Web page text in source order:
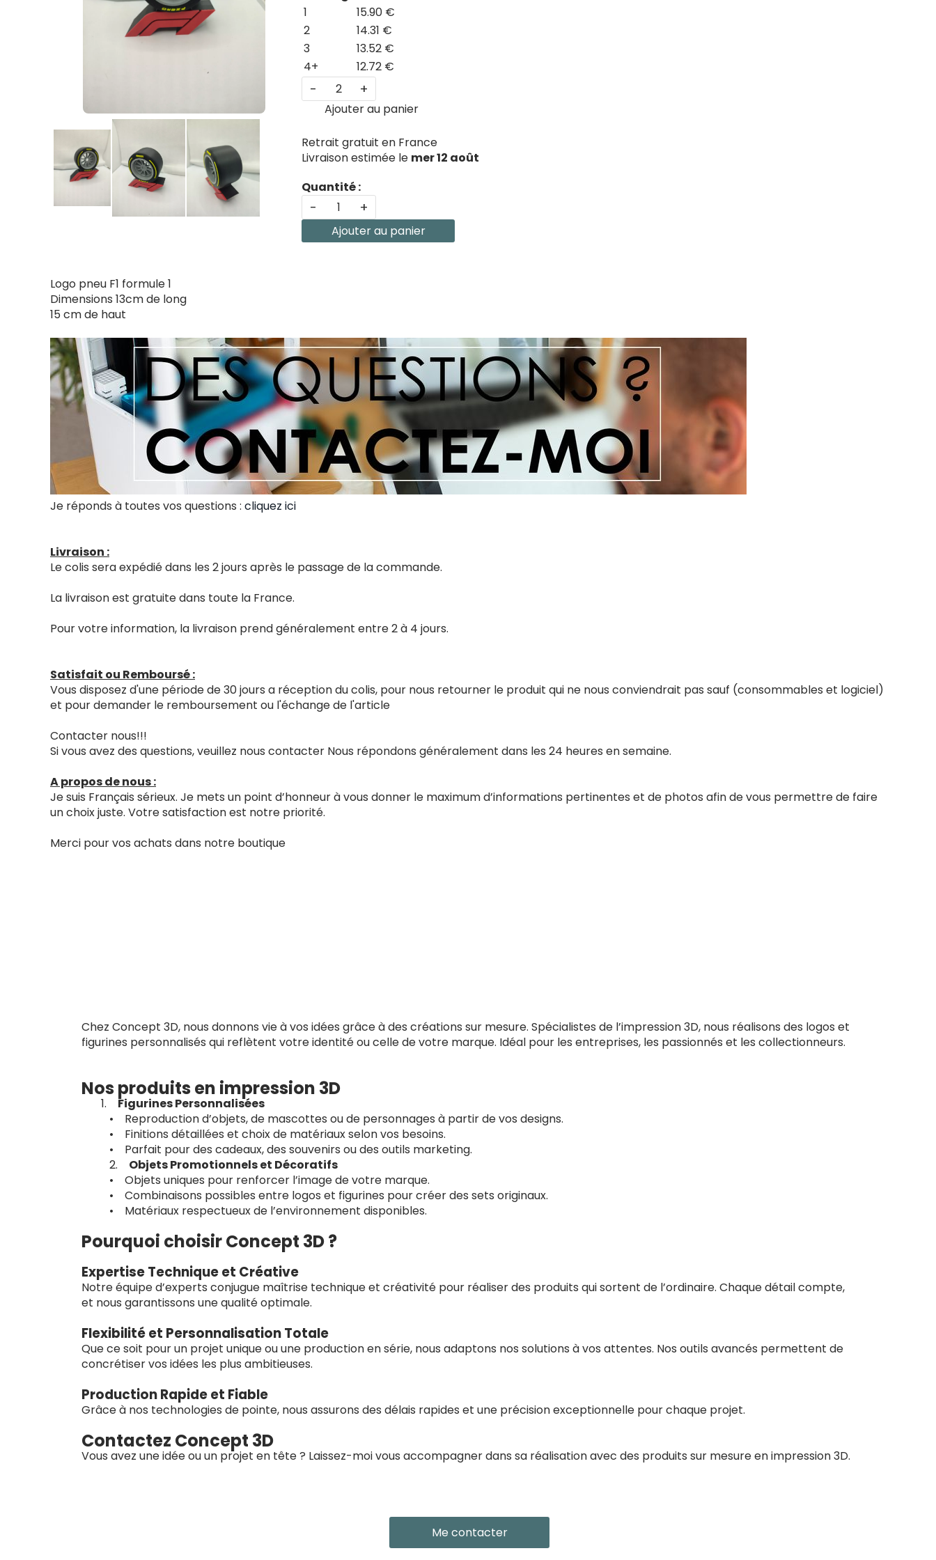
1
15.90 €
2
14.31 €
3
13.52 €
4+
12.72 €
- +
Ajouter au panier
Retrait gratuit en France
Livraison estimée le mer 12 août
Quantité :
- +
Ajouter au panier
Logo pneu F1 formule 1
Dimensions 13cm de long
15 cm de haut
Je réponds à toutes vos questions : cliquez ici
Livraison :
Le colis sera expédié dans les 2 jours après le passage de la commande.
La livraison est gratuite dans toute la France.
Pour votre information, la livraison prend généralement entre 2 à 4 jours.
Satisfait ou Remboursé :
Vous disposez d'une période de 30 jours a réception du colis, pour nous retourner le produit qui ne nous conviendrait pas sauf (consommables et logiciel)
et pour demander le remboursement ou l'échange de l'article
Contacter nous!!!
Si vous avez des questions, veuillez nous contacter Nous répondons généralement dans les 24 heures en semaine.
A propos de nous :
Je suis Français sérieux. Je mets un point d’honneur à vous donner le maximum d’informations pertinentes et de photos afin de vous permettre de faire
un choix juste. Votre satisfaction est notre priorité.
Merci pour vos achats dans notre boutique
Chez Concept 3D, nous donnons vie à vos idées grâce à des créations sur mesure. Spécialistes de l’impression 3D, nous réalisons des logos et
figurines personnalisés qui reflètent votre identité ou celle de votre marque. Idéal pour les entreprises, les passionnés et les collectionneurs.
Nos produits en impression 3D
Figurines Personnalisées
• Reproduction d’objets, de mascottes ou de personnages à partir de vos designs.
• Finitions détaillées et choix de matériaux selon vos besoins.
• Parfait pour des cadeaux, des souvenirs ou des outils marketing.
2. Objets Promotionnels et Décoratifs
• Objets uniques pour renforcer l’image de votre marque.
• Combinaisons possibles entre logos et figurines pour créer des sets originaux.
• Matériaux respectueux de l’environnement disponibles.
Pourquoi choisir Concept 3D ?
Expertise Technique et Créative
Notre équipe d’experts conjugue maîtrise technique et créativité pour réaliser des produits qui sortent de l’ordinaire. Chaque détail compte,
et nous garantissons une qualité optimale.
Flexibilité et Personnalisation Totale
Que ce soit pour un projet unique ou une production en série, nous adaptons nos solutions à vos attentes. Nos outils avancés permettent de
concrétiser vos idées les plus ambitieuses.
Production Rapide et Fiable
Grâce à nos technologies de pointe, nous assurons des délais rapides et une précision exceptionnelle pour chaque projet.
Contactez Concept 3D
Vous avez une idée ou un projet en tête ? Laissez-moi vous accompagner dans sa réalisation avec des produits sur mesure en impression 3D.
Me contacter